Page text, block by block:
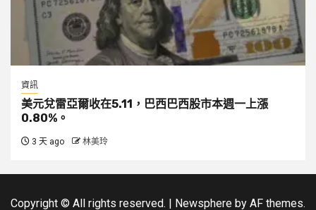
資訊
美元兌雷亞爾收在5.11，巴西巴西股市本週一上漲
0.80%。
3 天 ago 林美玲
Copyright © All rights reserved. | Newsphere by AF themes.